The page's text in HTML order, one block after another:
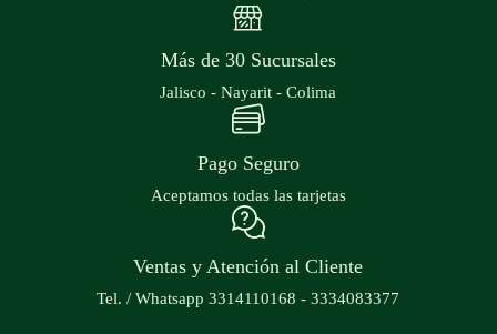
Más de 30 Sucursales
Jalisco - Nayarit - Colima
Pago Seguro
Aceptamos todas las tarjetas
Ventas y Atención al Cliente
Tel. / Whatsapp 3314110168 - 3334083377